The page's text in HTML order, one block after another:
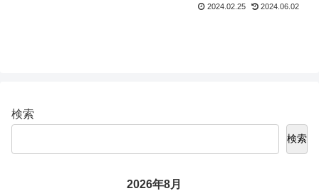
2024.02.25 2024.06.02
検索
検索
2026年8月